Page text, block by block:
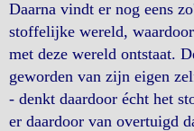
Daarna vindt er nog eens
stoffelijke wereld,
met deze wereld ontstaat.
geworden van zijn eigen
- denkt daardoor écht het
er daardoor van overtuigd